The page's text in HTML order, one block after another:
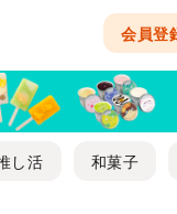
会員登
し活 和菓子